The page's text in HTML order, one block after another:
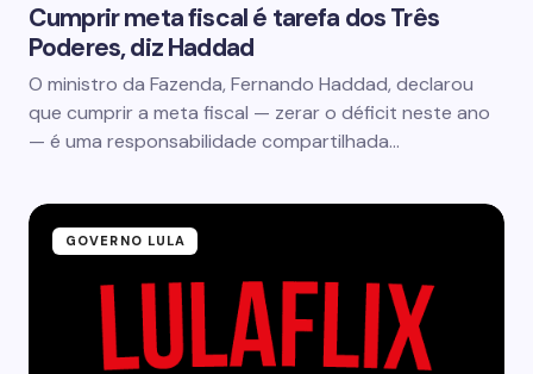
Cumprir meta fiscal é tarefa dos Três
Poderes, diz Haddad
O ministro da Fazenda, Fernando Haddad, declarou
que cumprir a meta fiscal — zerar o déficit neste ano
— é uma responsabilidade compartilhada…
GOVERNO LULA